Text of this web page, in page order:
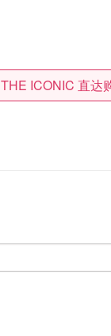
THE ICONIC 直达